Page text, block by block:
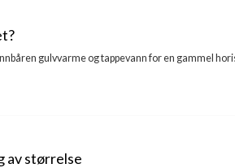
gulvvarme og tappevann for en gammel
av størrelse